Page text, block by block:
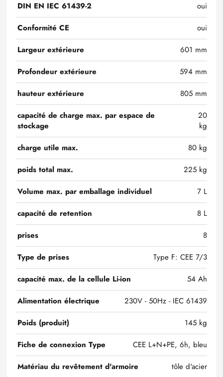
DIN EN IEC 61439-2
oui
Conformité CE
oui
Largeur extérieure
601 mm
Profondeur extérieure
594 mm
hauteur extérieure
805 mm
capacité de charge max. par espace de
stockage
20
kg
charge utile max.
80 kg
poids total max.
225 kg
Volume max. par emballage individuel
7 L
capacité de retention
8 L
prises
8
Type de prises
Type F: CEE 7/3
capacité max. de la cellule Li-ion
54 Ah
Alimentation électrique
230V - 50Hz - IEC 61439
Poids (produit)
145 kg
Fiche de connexion Type
CEE L+N+PE, 6h, bleu
Matériau du revêtement d'armoire
tôle d'acier